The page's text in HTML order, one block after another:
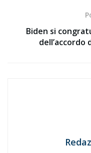
Biden si
dell’accordo